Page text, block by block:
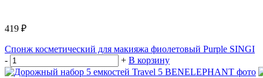
419 ₽
Спонж косметический для макияжа фиолетовый Purple SINGI
-
+ В корзину